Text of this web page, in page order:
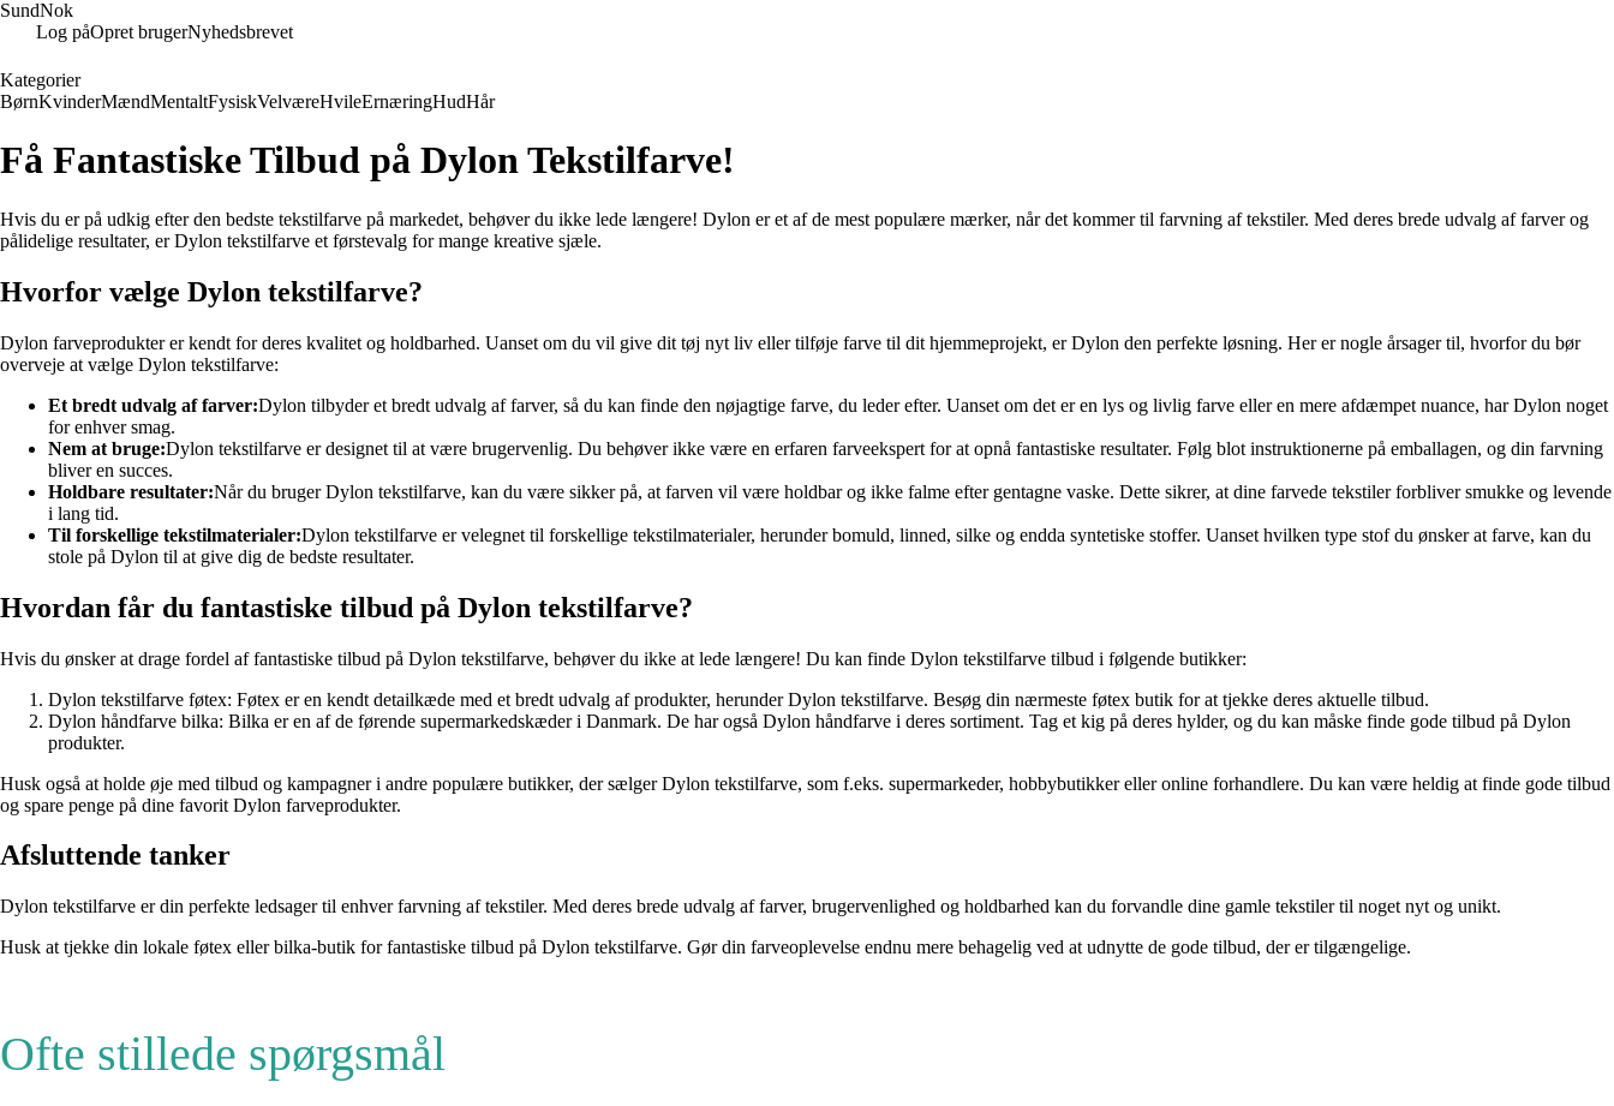
SundNok
Log påOpret brugerNyhedsbrevet
Kategorier
BørnKvinderMændMentaltFysiskVelværeHvileErnæringHudHår
Få Fantastiske Tilbud på Dylon Tekstilfarve!
Hvis du er på udkig efter den bedste tekstilfarve på markedet, behøver du ikke lede længere! Dylon er et af de mest populære mærker, når det kommer til farvning af tekstiler. Med deres brede udvalg af farver og
pålidelige resultater, er Dylon tekstilfarve et førstevalg for mange kreative sjæle.
Hvorfor vælge Dylon tekstilfarve?
Dylon farveprodukter er kendt for deres kvalitet og holdbarhed. Uanset om du vil give dit tøj nyt liv eller tilføje farve til dit hjemmeprojekt, er Dylon den perfekte løsning. Her er nogle årsager til, hvorfor du bør
overveje at vælge Dylon tekstilfarve:
Et bredt udvalg af farver:Dylon tilbyder et bredt udvalg af farver, så du kan finde den nøjagtige farve, du leder efter. Uanset om det er en lys og livlig farve eller en mere afdæmpet nuance, har Dylon noget
for enhver smag.
Nem at bruge:Dylon tekstilfarve er designet til at være brugervenlig. Du behøver ikke være en erfaren farveekspert for at opnå fantastiske resultater. Følg blot instruktionerne på emballagen, og din farvning
bliver en succes.
Holdbare resultater:Når du bruger Dylon tekstilfarve, kan du være sikker på, at farven vil være holdbar og ikke falme efter gentagne vaske. Dette sikrer, at dine farvede tekstiler forbliver smukke og levende
i lang tid.
Til forskellige tekstilmaterialer:Dylon tekstilfarve er velegnet til forskellige tekstilmaterialer, herunder bomuld, linned, silke og endda syntetiske stoffer. Uanset hvilken type stof du ønsker at farve, kan du
stole på Dylon til at give dig de bedste resultater.
Hvordan får du fantastiske tilbud på Dylon tekstilfarve?
Hvis du ønsker at drage fordel af fantastiske tilbud på Dylon tekstilfarve, behøver du ikke at lede længere! Du kan finde Dylon tekstilfarve tilbud i følgende butikker:
Dylon tekstilfarve føtex: Føtex er en kendt detailkæde med et bredt udvalg af produkter, herunder Dylon tekstilfarve. Besøg din nærmeste føtex butik for at tjekke deres aktuelle tilbud.
Dylon håndfarve bilka: Bilka er en af de førende supermarkedskæder i Danmark. De har også Dylon håndfarve i deres sortiment. Tag et kig på deres hylder, og du kan måske finde gode tilbud på Dylon
produkter.
Husk også at holde øje med tilbud og kampagner i andre populære butikker, der sælger Dylon tekstilfarve, som f.eks. supermarkeder, hobbybutikker eller online forhandlere. Du kan være heldig at finde gode tilbud
og spare penge på dine favorit Dylon farveprodukter.
Afsluttende tanker
Dylon tekstilfarve er din perfekte ledsager til enhver farvning af tekstiler. Med deres brede udvalg af farver, brugervenlighed og holdbarhed kan du forvandle dine gamle tekstiler til noget nyt og unikt.
Husk at tjekke din lokale føtex eller bilka-butik for fantastiske tilbud på Dylon tekstilfarve. Gør din farveoplevelse endnu mere behagelig ved at udnytte de gode tilbud, der er tilgængelige.
Ofte stillede spørgsmål